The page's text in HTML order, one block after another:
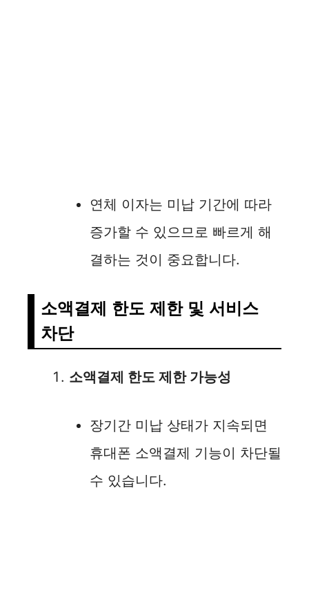
연체 이자는 미납 기간에 따라
증가할 수 있으므로 빠르게 해
결하는 것이 중요합니다.
소액결제 한도 제한 및 서비스
차단
소액결제 한도 제한 가능성
장기간 미납 상태가 지속되면
휴대폰 소액결제 기능이 차단될
수 있습니다.